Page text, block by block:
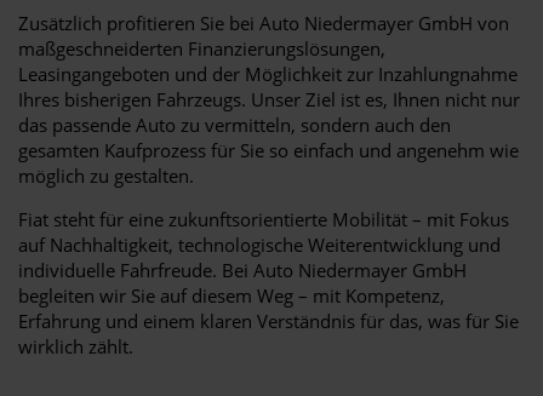
Zusätzlich profitieren Sie bei Auto Niedermayer GmbH von
maßgeschneiderten Finanzierungslösungen,
Leasingangeboten und der Möglichkeit zur Inzahlungnahme
Ihres bisherigen Fahrzeugs. Unser Ziel ist es, Ihnen nicht nur
das passende Auto zu vermitteln, sondern auch den
gesamten Kaufprozess für Sie so einfach und angenehm wie
möglich zu gestalten.
Fiat steht für eine zukunftsorientierte Mobilität – mit Fokus
auf Nachhaltigkeit, technologische Weiterentwicklung und
individuelle Fahrfreude. Bei Auto Niedermayer GmbH
begleiten wir Sie auf diesem Weg – mit Kompetenz,
Erfahrung und einem klaren Verständnis für das, was für Sie
wirklich zählt.